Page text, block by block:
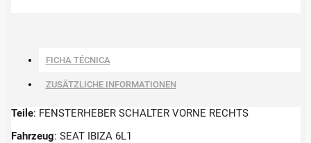
FICHA TÉCNICA
ZUSÄTZLICHE INFORMATIONEN
Teile: FENSTERHEBER SCHALTER VORNE RECHTS
Fahrzeug: SEAT IBIZA 6L1